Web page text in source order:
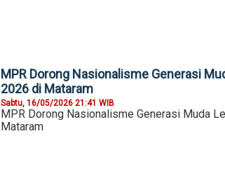
MPR Dorong Nasionalisme Generasi
2026 di Mataram
Sabtu, 16/05/2026 21:41 WIB
MPR Dorong Nasionalisme Generasi Muda
Mataram